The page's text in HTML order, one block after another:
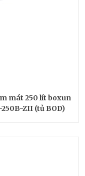
mát 250 lít boxun
250B-ZII (tủ BOD)